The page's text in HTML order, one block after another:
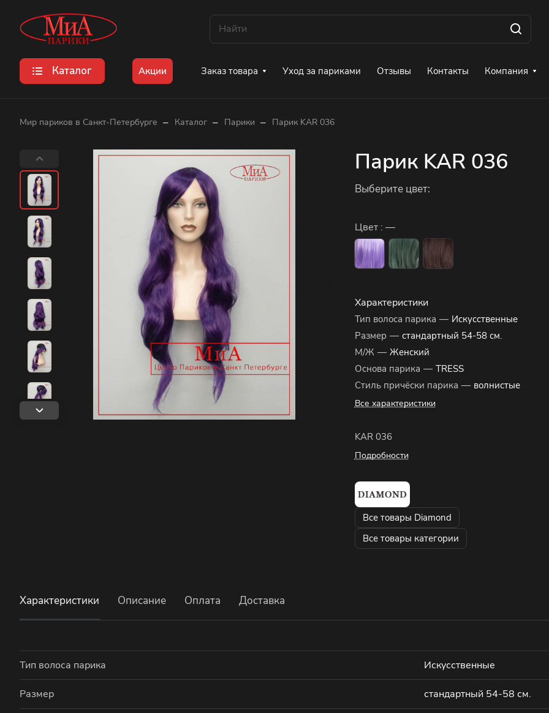
Каталог Акции Заказ товара Уход за париками Отзывы Контакты Компания
Мир париков в Санкт-Петербурге – Каталог – Парики – Парик KAR 036
Парик KAR 036
Выберите цвет:
Цвет : —
Характеристики
Тип волоса парика — Искусственные
Размер — стандартный 54-58 см.
М/Ж — Женский
Основа парика — TRESS
Стиль причёски парика — волнистые
Все характеристики
KAR 036
Подробности
Все товары Diamond
Все товары категории
Характеристики Описание Оплата Доставка
Тип волоса парика Искусственные
Размер стандартный 54-58 см.